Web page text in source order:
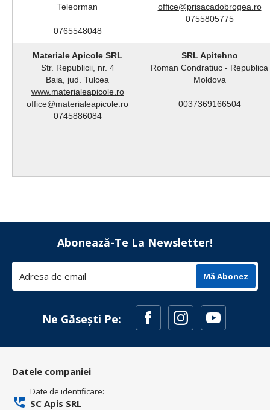
Teleorman
0765548048
office@prisacadobrogea.ro
0755805775
Materiale Apicole SRL
Str. Republicii, nr. 4
Baia, jud. Tulcea
www.materialeapicole.ro
office@materialeapicole.ro
0745886084
SRL Apitehno
Roman Condratiuc - Republica
Moldova
0037369166504
Abonează-Te La Newsletter!
Mă Abonez
Ne Găsești Pe:
Datele companiei
Date de identificare:
SC Apis SRL